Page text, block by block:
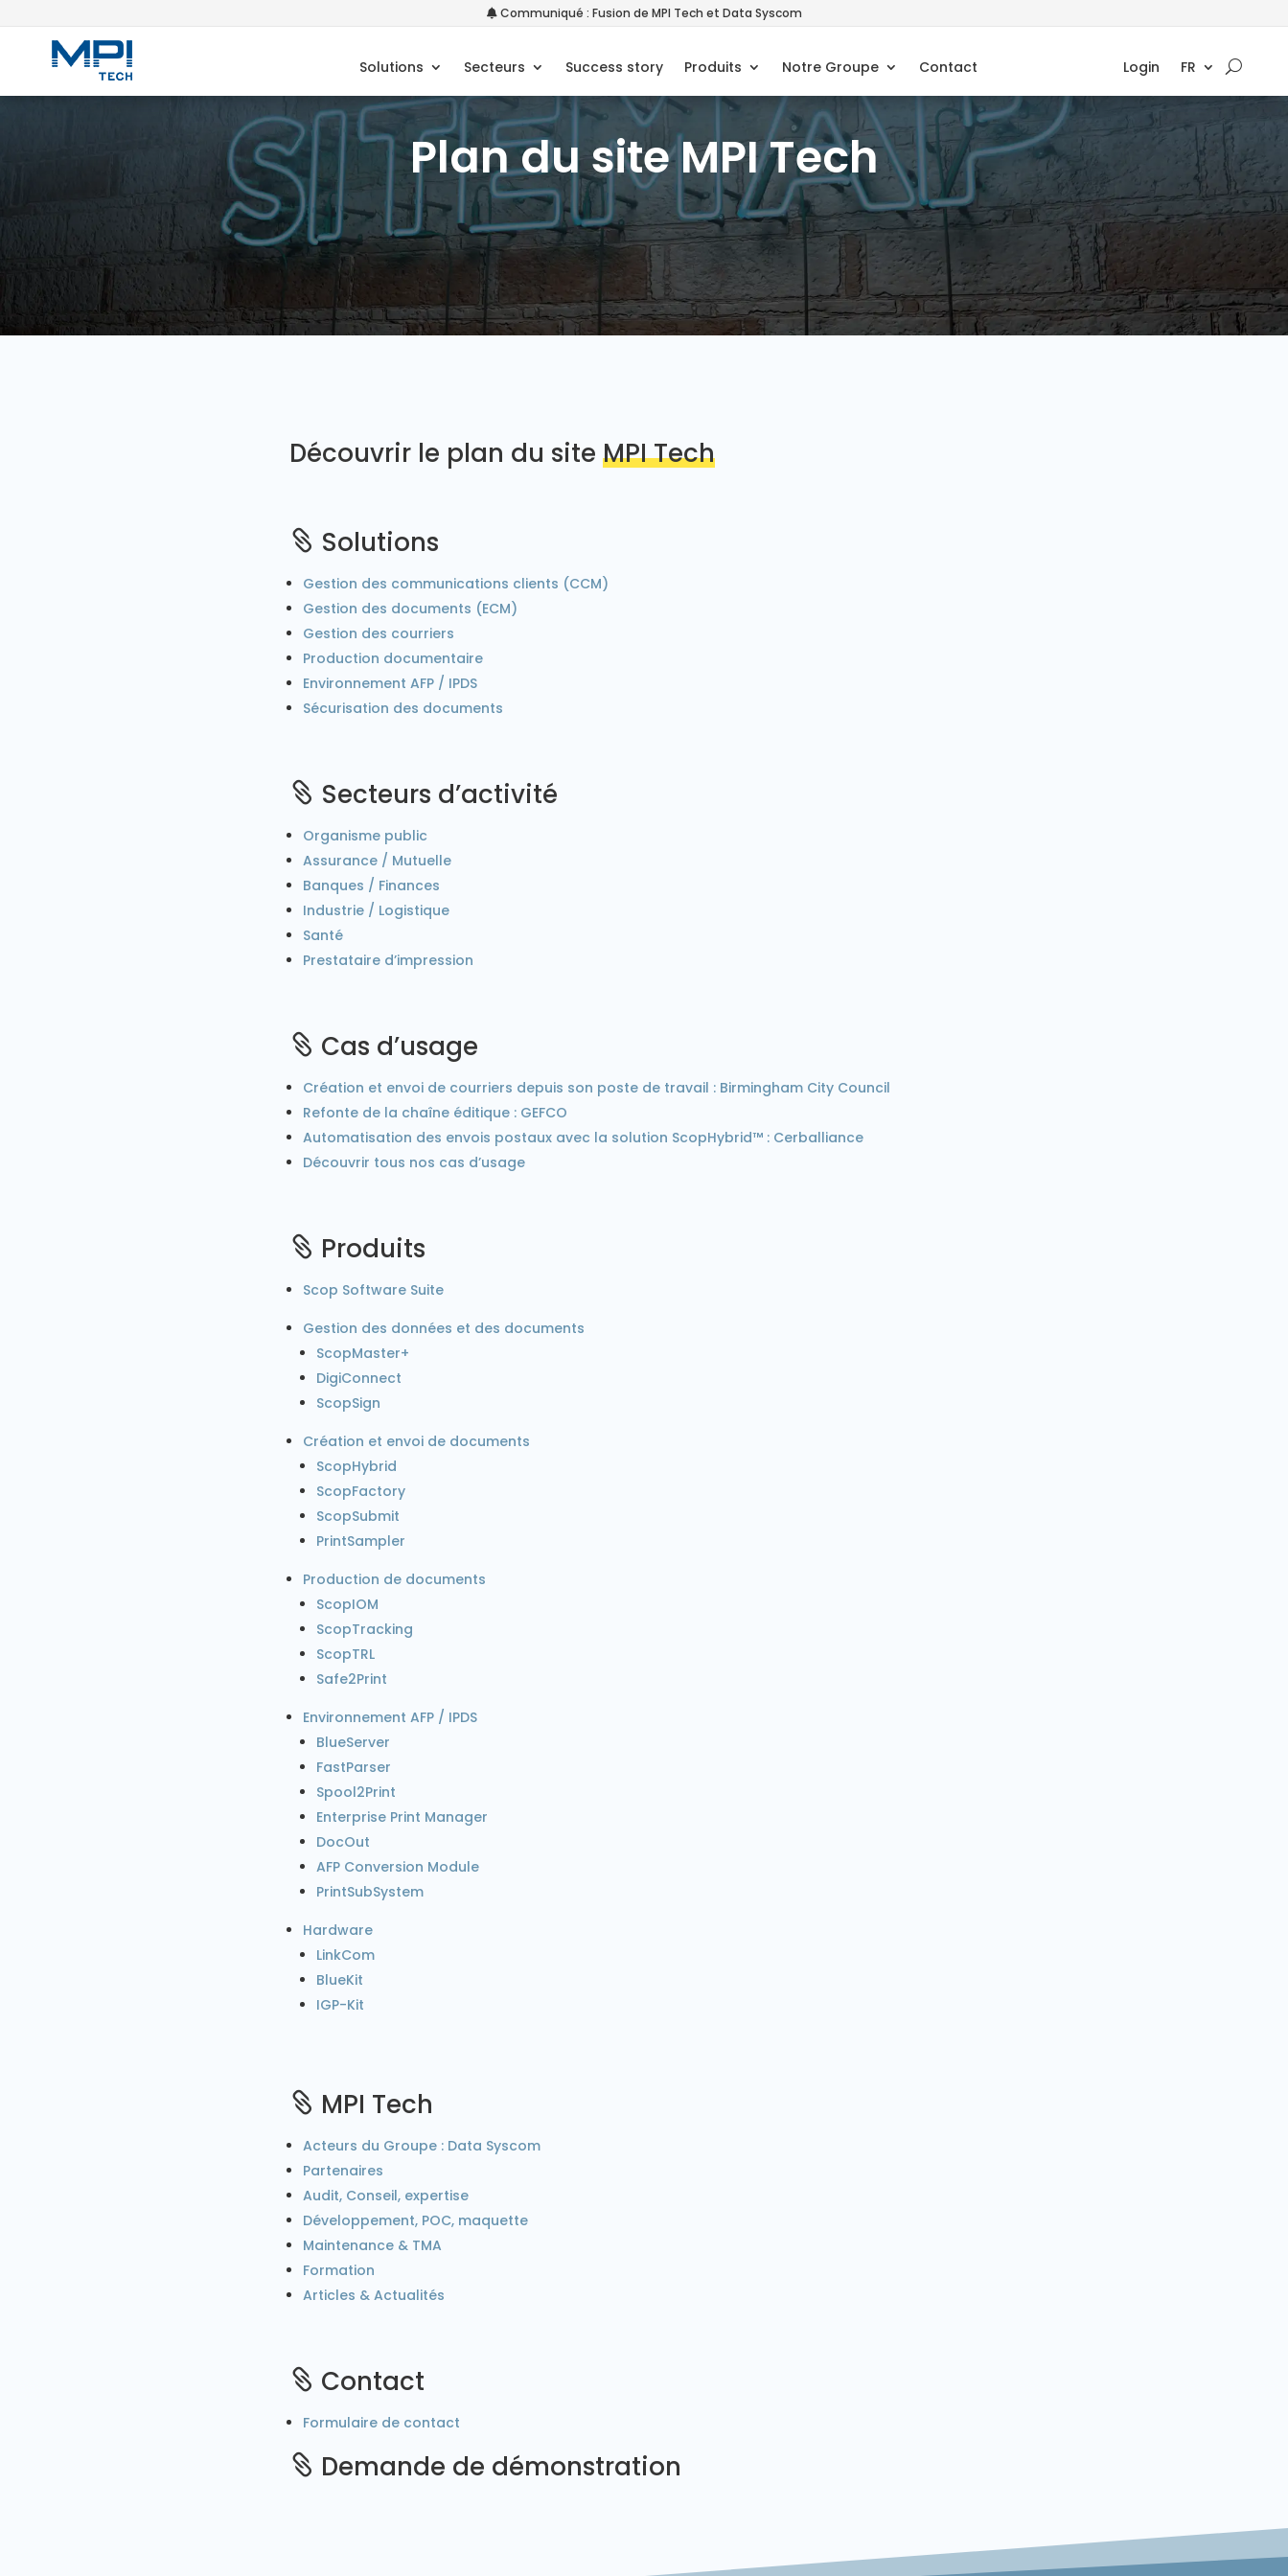
Communiqué : Fusion de MPI Tech et Data Syscom
Solutions Secteurs Success story Produits Notre Groupe Contact Login FR
Plan du site MPI Tech
Découvrir le plan du siteMPI Tech
 Solutions
Gestion des communications clients (CCM)
Gestion des documents (ECM)
Gestion des courriers
Production documentaire
Environnement AFP / IPDS
Sécurisation des documents
 Secteurs d’activité
Organisme public
Assurance / Mutuelle
Banques / Finances
Industrie / Logistique
Santé
Prestataire d’impression
 Cas d’usage
Création et envoi de courriers depuis son poste de travail : Birmingham City Council
Refonte de la chaîne éditique : GEFCO
Automatisation des envois postaux avec la solution ScopHybrid™ : Cerballiance
Découvrir tous nos cas d’usage
 Produits
Scop Software Suite
Gestion des données et des documents
ScopMaster+
DigiConnect
ScopSign
Création et envoi de documents
ScopHybrid
ScopFactory
ScopSubmit
PrintSampler
Production de documents
ScopIOM
ScopTracking
ScopTRL
Safe2Print
Environnement AFP / IPDS
BlueServer
FastParser
Spool2Print
Enterprise Print Manager
DocOut
AFP Conversion Module
PrintSubSystem
Hardware
LinkCom
BlueKit
IGP-Kit
 MPI Tech
Acteurs du Groupe : Data Syscom
Partenaires
Audit, Conseil, expertise
Développement, POC, maquette
Maintenance & TMA
Formation
Articles & Actualités
 Contact
Formulaire de contact
 Demande de démonstration